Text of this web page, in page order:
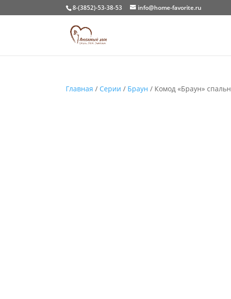
8-(3852)-53-38-53 info@home-favorite.ru
Главная / Серии / Браун / Комод «Браун»